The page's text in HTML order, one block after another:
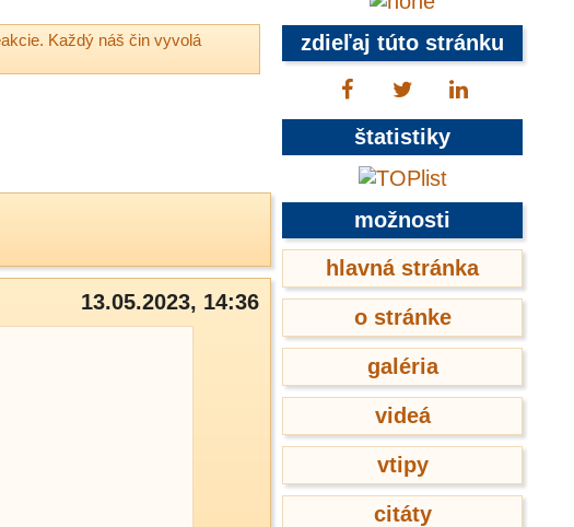
Každý náš čin vyvolá
13.05.2023, 14:36
zdieľaj túto stránku
štatistiky
možnosti
hlavná stránka
o stránke
galéria
videá
vtipy
citáty